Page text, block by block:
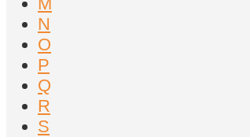
N
O
P
Q
R
S